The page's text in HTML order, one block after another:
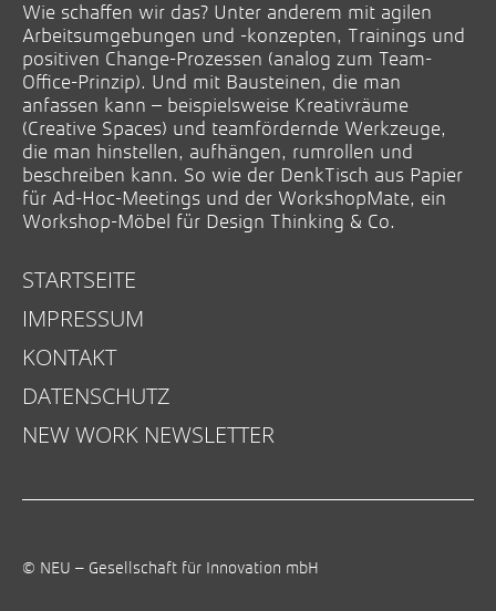
Wie schaffen wir das? Unter anderem mit agilen
Arbeitsumgebungen und -konzepten, Trainings und
positiven Change-Prozessen (analog zum Team-
Office-Prinzip). Und mit Bausteinen, die man
anfassen kann – beispielsweise Kreativräume
(Creative Spaces) und teamfördernde Werkzeuge,
die man hinstellen, aufhängen, rumrollen und
beschreiben kann. So wie der DenkTisch aus Papier
für Ad-Hoc-Meetings und der WorkshopMate, ein
Workshop-Möbel für Design Thinking & Co.
STARTSEITE
IMPRESSUM
KONTAKT
DATENSCHUTZ
NEW WORK NEWSLETTER
© NEU – Gesellschaft für Innovation mbH